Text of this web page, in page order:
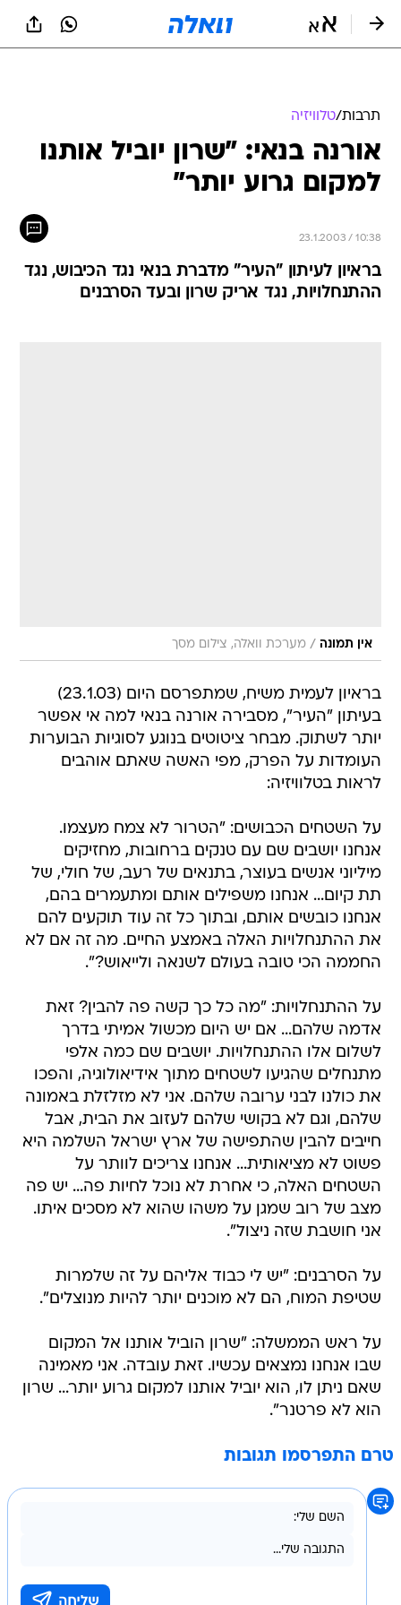
תרבות/טלוויזיה
אורנה בנאי: "שרון יוביל אותנו
למקום גרוע יותר"
23.1.2003 / 10:38
בראיון לעיתון "העיר" מדברת בנאי נגד הכיבוש, נגד
ההתנחלויות, נגד אריק שרון ובעד הסרבנים
אין תמונה / מערכת וואלה, צילום מסך
בראיון לעמית משיח, שמתפרסם היום (23.1.03)
בעיתון "העיר", מסבירה אורנה בנאי למה אי אפשר
יותר לשתוק. מבחר ציטוטים בנוגע לסוגיות הבוערות
העומדות על הפרק, מפי האשה שאתם אוהבים
לראות בטלוויזיה:
על השטחים הכבושים: "הטרור לא צמח מעצמו.
אנחנו יושבים שם עם טנקים ברחובות, מחזיקים
מיליוני אנשים בעוצר, בתנאים של רעב, של חולי, של
תת קיום... אנחנו משפילים אותם ומתעמרים בהם,
אנחנו כובשים אותם, ובתוך כל זה עוד תוקעים להם
את ההתנחלויות האלה באמצע החיים. מה זה אם לא
החממה הכי טובה בעולם לשנאה ולייאוש?".
על ההתנחלויות: "מה כל כך קשה פה להבין? זאת
אדמה שלהם... אם יש היום מכשול אמיתי בדרך
לשלום אלו ההתנחלויות. יושבים שם כמה אלפי
מתנחלים שהגיעו לשטחים מתוך אידיאולוגיה, והפכו
את כולנו לבני ערובה שלהם. אני לא מזלזלת באמונה
שלהם, וגם לא בקושי שלהם לעזוב את הבית, אבל
חייבים להבין שהתפישה של ארץ ישראל השלמה היא
פשוט לא מציאותית... אנחנו צריכים לוותר על
השטחים האלה, כי אחרת לא נוכל לחיות פה... יש פה
מצב של רוב שמגן על משהו שהוא לא מסכים איתו.
אני חושבת שזה ניצול".
על הסרבנים: "יש לי כבוד אליהם על זה שלמרות
שטיפת המוח, הם לא מוכנים יותר להיות מנוצלים".
על ראש הממשלה: "שרון הוביל אותנו אל המקום
שבו אנחנו נמצאים עכשיו. זאת עובדה. אני מאמינה
שאם ניתן לו, הוא יוביל אותנו למקום גרוע יותר... שרון
הוא לא פרטנר".
טרם התפרסמו תגובות